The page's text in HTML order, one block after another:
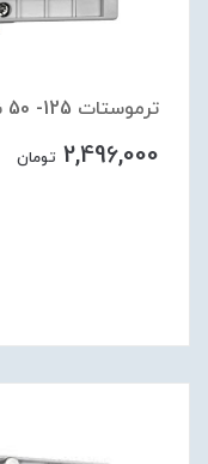
ترموستات 125- 50 شیوا امواج مدل : TRB-125D
2,496,000 تومان